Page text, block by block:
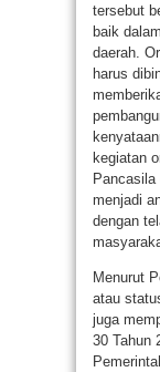
tersebut
baik
daerah.
harus
kegiatan
menjadi
dengan
Menurut
atau
juga
30 Tahun